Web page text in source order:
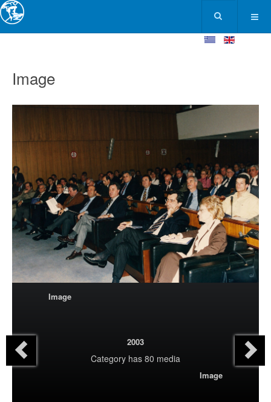
Image
Image
2003
Category has 80 media
Image